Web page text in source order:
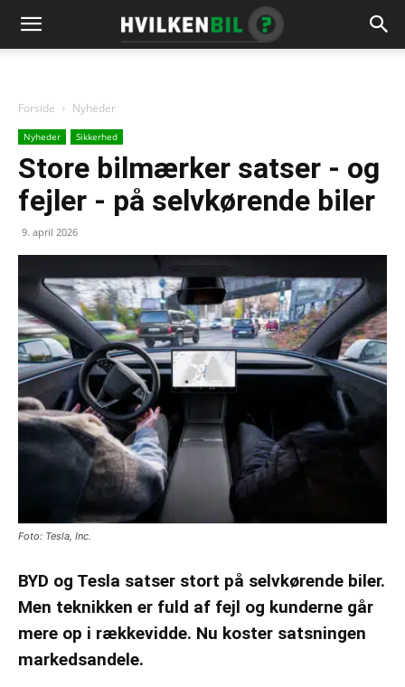
Forside Nyheder
Nyheder Sikkerhed
Store bilmærker satser - og
fejler - på selvkørende biler
9. april 2026
Foto: Tesla, Inc.
BYD og Tesla satser stort på selvkørende biler.
Men teknikken er fuld af fejl og kunderne går
mere op i rækkevidde. Nu koster satsningen
markedsandele.